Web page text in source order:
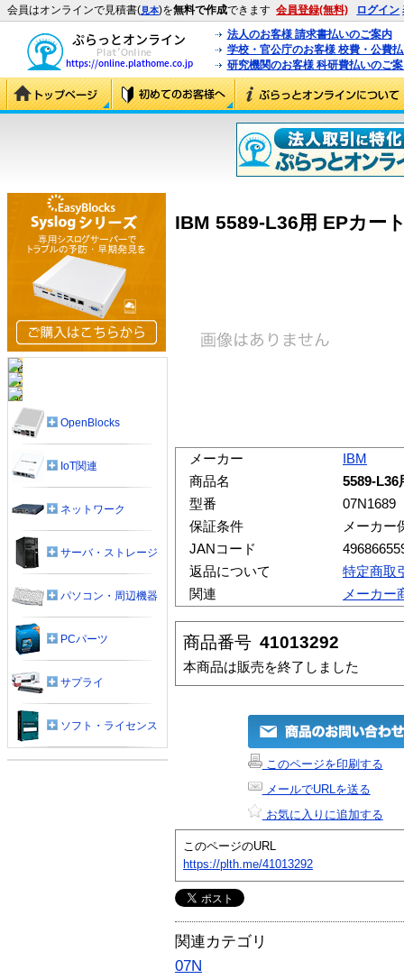
会員はオンラインで見積書(見本)を無料で作成できます 会員登録(無料) ログイン
法人のお客様 請求書払いのご案内
学校・官公庁のお客様 校費・公費
研究機関のお客様 科研費払いのご
IBM 5589-L36用 EPカー
メーカー
IBM
商品名
5589-L36
型番
07N1689
保証条件
メーカー
JANコード
返品について
特定商取
関連
メーカー
商品番号 41013292
本商品は販売を終了しました
このページを印刷する
メールでURLを送る
お気に入りに追加する
このページのURL
https://plth.me/41013292
関連カテゴリ
07N
OpenBlocks
IoT関連
ネットワーク
サーバ・ストレージ
パソコン・周辺機器
PCパーツ
サプライ
ソフト・ライセンス